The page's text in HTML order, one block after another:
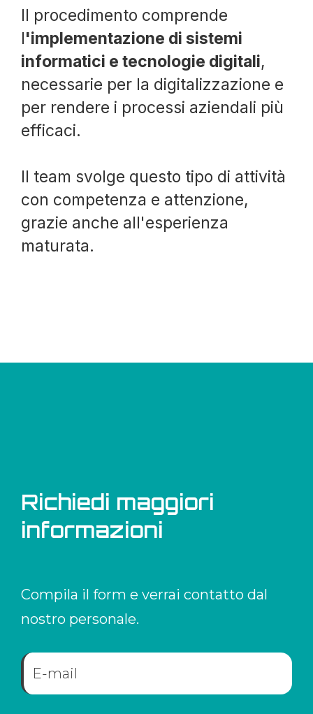
Il procedimento comprende
l'implementazione di sistemi
informatici e tecnologie digitali,
necessarie per la digitalizzazione e
per rendere i processi aziendali più
efficaci.
Il team svolge questo tipo di attività
con competenza e attenzione,
grazie anche all'esperienza
maturata.
Richiedi maggiori
informazioni
Compila il form e verrai contatto dal
nostro personale.